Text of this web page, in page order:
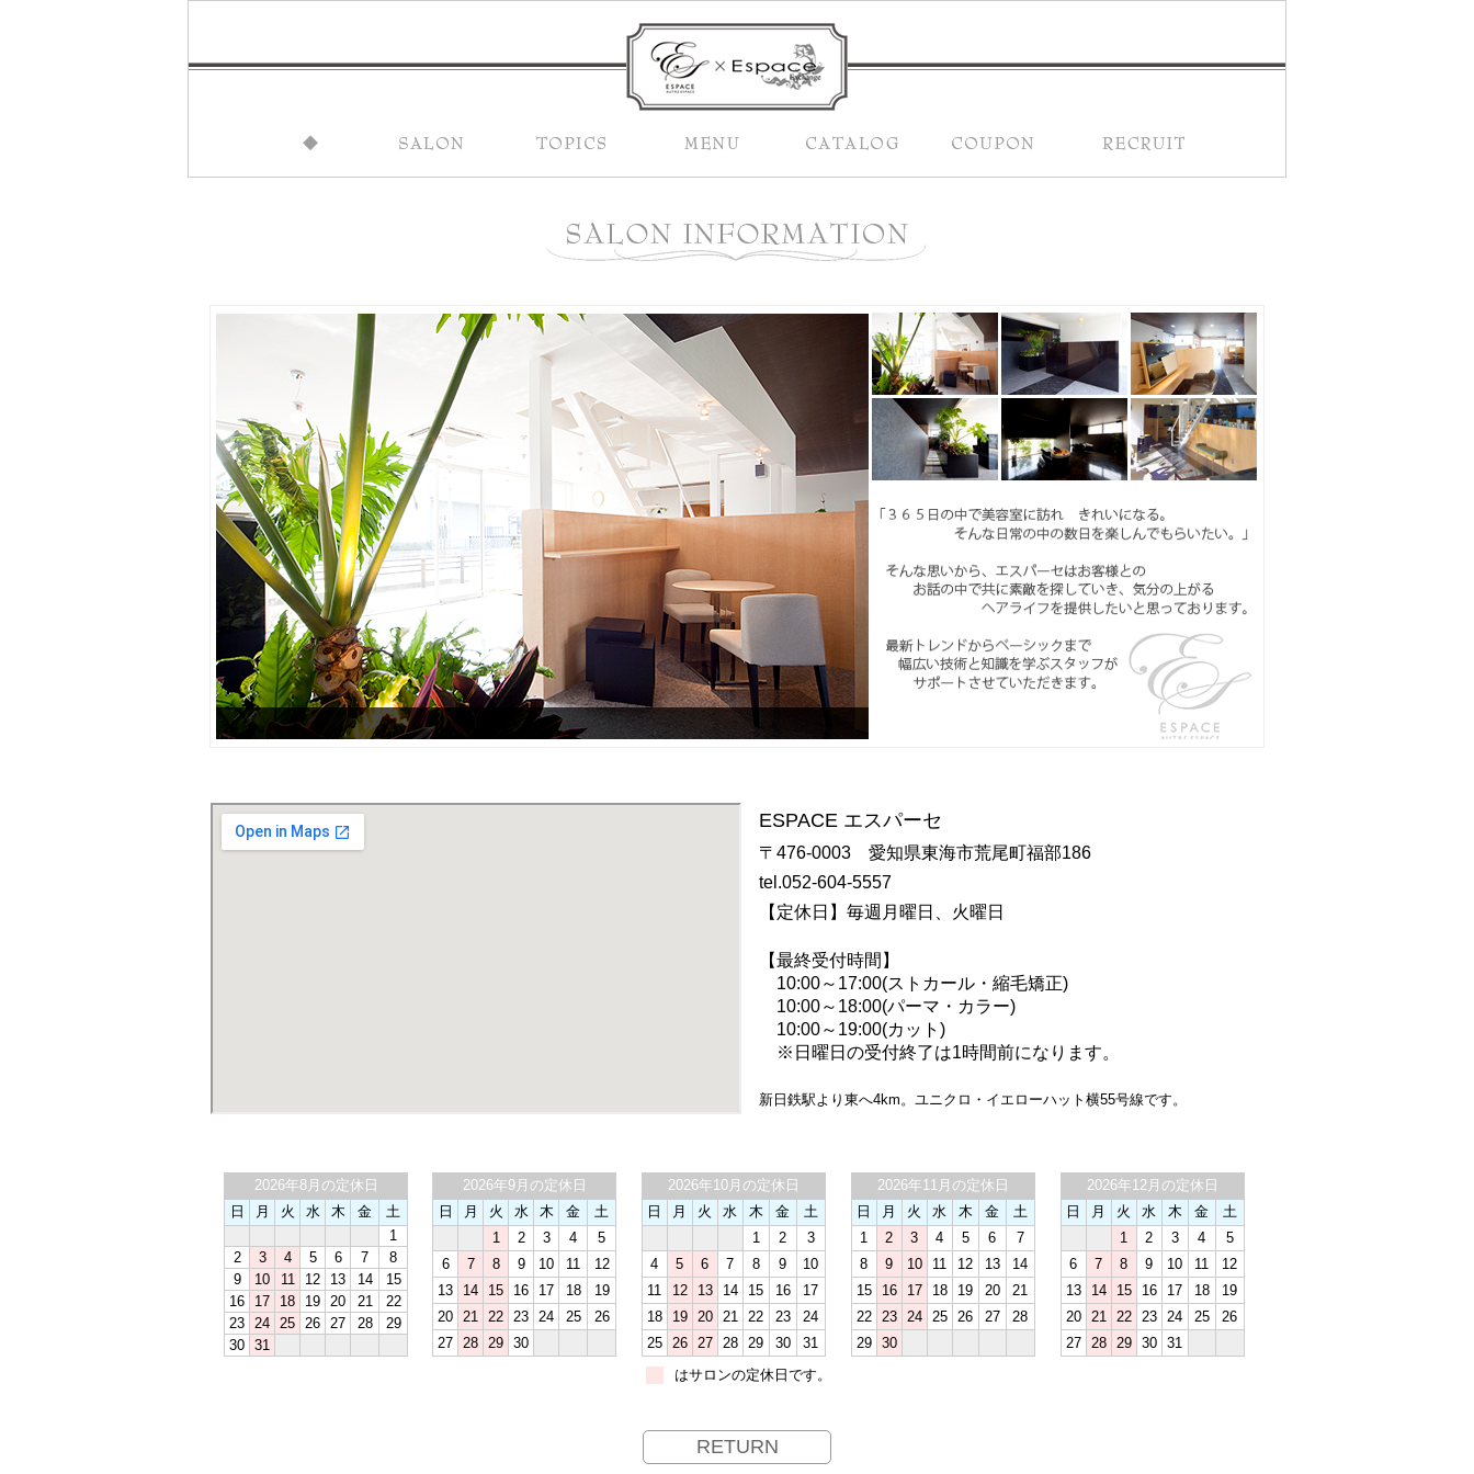
ESPACE エスパーセ
〒476-0003 愛知県東海市荒尾町福部186
tel.052-604-5557
【定休日】毎週月曜日、火曜日
【最終受付時間】
10:00～17:00(ストカール・縮毛矯正)
10:00～18:00(パーマ・カラー)
10:00～19:00(カット)
※日曜日の受付終了は1時間前になります。
新日鉄駅より東へ4km。ユニクロ・イエローハット横55号線です。
2026年8月の定休日
日
月 火 水 木 金
土
1
2
3 4 5 6 7
8
9
10 11 12 13 14
15
16
17 18 19 20 21
22
23 24 25 26 27 28
29
30 31
2026年9月の定休日
日
月 火 水 木 金
土
1
2 3 4
5
6
7 8 9 10 11
12
13
14 15 16 17 18
19
20 21 22 23 24 25
26
27 28 29 30
2026年10月の定休日
日
月 火 水 木 金
土
1
2
3
4
5 6 7 8 9
10
11
12 13 14 15 16
17
18
19 20 21 22 23
24
25
26 27 28 29 30 31
2026年11月の定休日
日
月 火 水 木 金
土
1
2 3 4 5 6
7
8
9 10 11 12 13
14
15
16 17 18 19 20
21
22
23 24 25 26 27
28
29
30
2026年12月の定休日
日
月 火 水 木 金
土
1
2 3 4
5
6
7 8 9 10 11
12
13
14 15 16 17 18
19
20
21 22 23 24 25
26
27
28 29 30
31
はサロンの定休日です。
RETURN